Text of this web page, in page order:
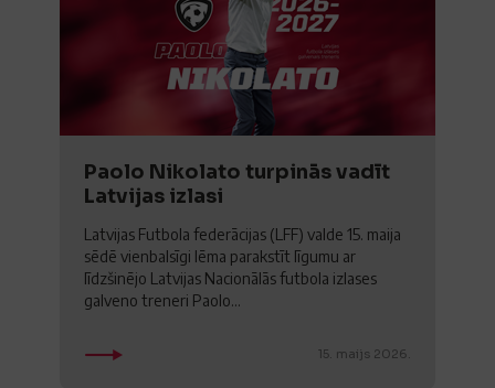
Paolo Nikolato turpinās vadīt
Latvijas izlasi
Latvijas Futbola federācijas (LFF) valde 15. maija
sēdē vienbalsīgi lēma parakstīt līgumu ar
līdzšinējo Latvijas Nacionālās futbola izlases
galveno treneri Paolo...
15. maijs 2026.